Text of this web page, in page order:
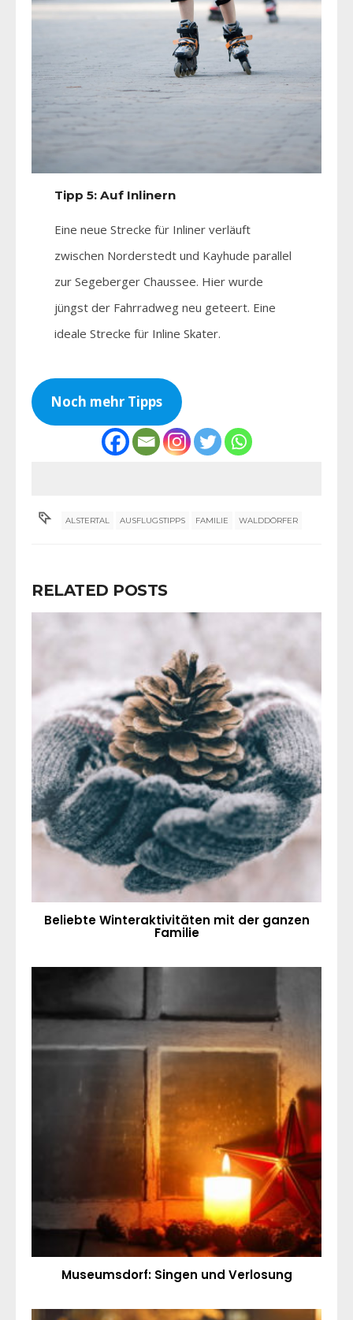
Tipp 5: Auf Inlinern
Eine neue Strecke für Inliner verläuft
zwischen Norderstedt und Kayhude parallel
zur Segeberger Chaussee. Hier wurde
jüngst der Fahrradweg neu geteert. Eine
ideale Strecke für Inline Skater.
Noch mehr Tipps
ALSTERTAL AUSFLUGSTIPPS FAMILIE WALDDÖRFER
RELATED POSTS
Beliebte Winteraktivitäten mit der ganzen
Familie
Museumsdorf: Singen und Verlosung